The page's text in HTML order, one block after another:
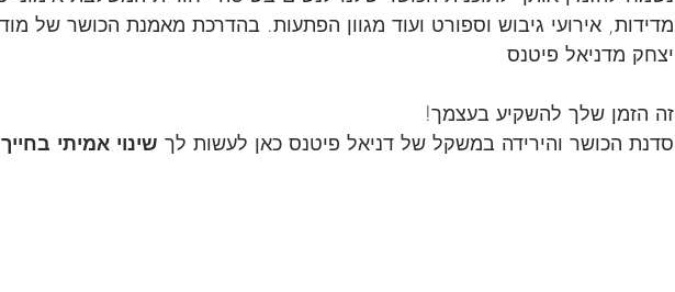
מדידות, אירועי גיבוש וספורט ועוד מגוון הפתעות. בהדרכת מאמנת הכושר של
יצחק מדניאל פיטנס
זה הזמן שלך להשקיע בעצמך!
סדנת הכושר והירידה במשקל של דניאל פיטנס כאן לעשות לך שינוי אמיתי